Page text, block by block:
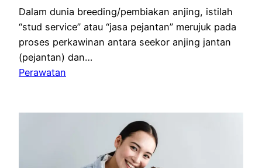
Dalam dunia breeding/pembiakan anjing, istilah
“stud service” atau “jasa pejantan” merujuk pada
proses perkawinan antara seekor anjing jantan
(pejantan) dan…
Perawatan